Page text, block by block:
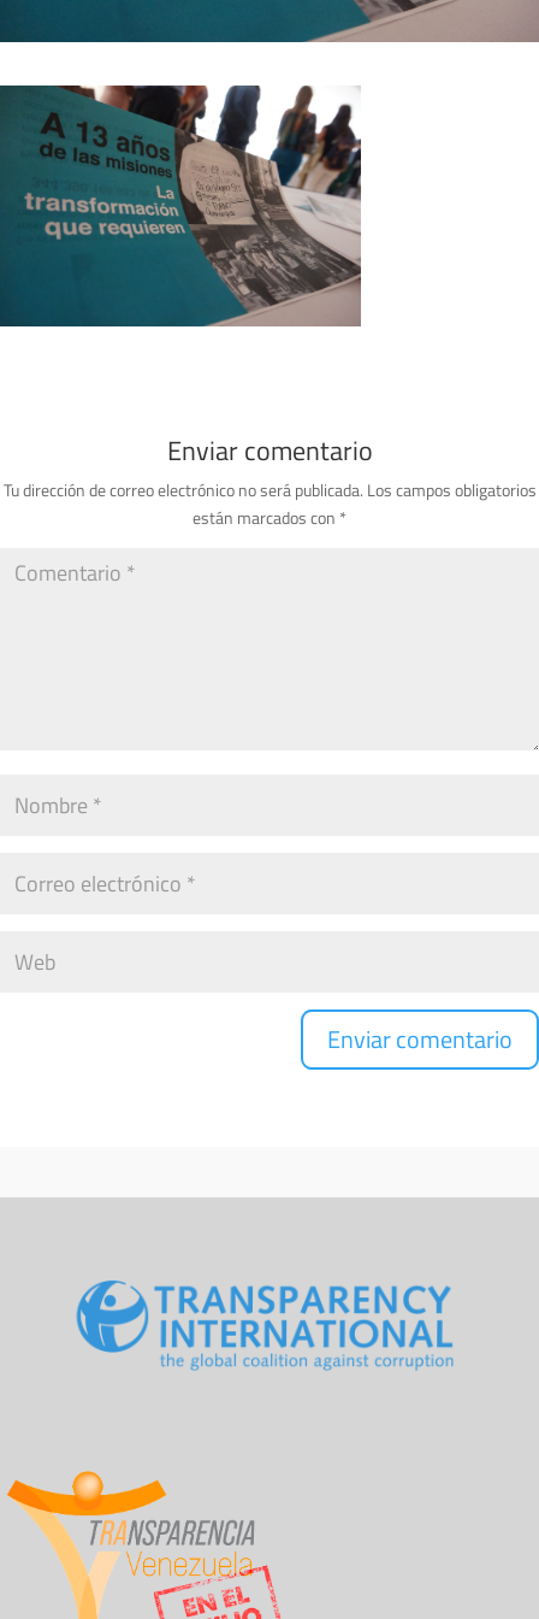
Enviar comentario
Tu dirección de correo electrónico no será publicada. Los campos obligatorios
están marcados con *